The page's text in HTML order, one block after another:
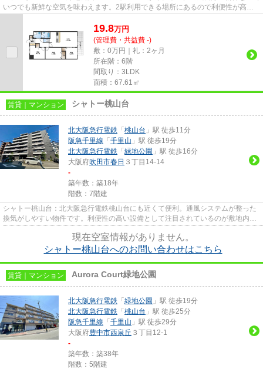
いつでも新鮮な空気を味わえます。2駅利用できる場所にあるので利便性が高い
19.8万円
(管理費・共益費 -)
敷：0万円｜礼：2ヶ月
所在階：6階
間取り：3LDK
面積：67.61㎡
賃貸｜マンション シャトー桃山台
北大阪急行電鉄 「 桃山台 」駅 徒歩11分
阪急千里線 「 千里山 」駅 徒歩19分
北大阪急行電鉄 「 緑地公園 」駅 徒歩16分
大阪府吹田市春日 ３丁目14-14
-
築年数：築18年
階数：7階建
シャトー桃山台：北大阪急行電鉄桃山台にも近くて便利。通風システムが整った
換気がしやすい物件です。利便性の高い設備として注目されているのが敷地内ご
現在空室情報がありません。
シャトー桃山台へのお問い合わせはこちら
賃貸｜マンション Aurora Court緑地公園
北大阪急行電鉄 「 緑地公園 」駅 徒歩19分
北大阪急行電鉄 「 桃山台 」駅 徒歩25分
阪急千里線 「 千里山 」駅 徒歩29分
大阪府豊中市西泉丘 ３丁目12-1
-
築年数：築38年
階数：5階建